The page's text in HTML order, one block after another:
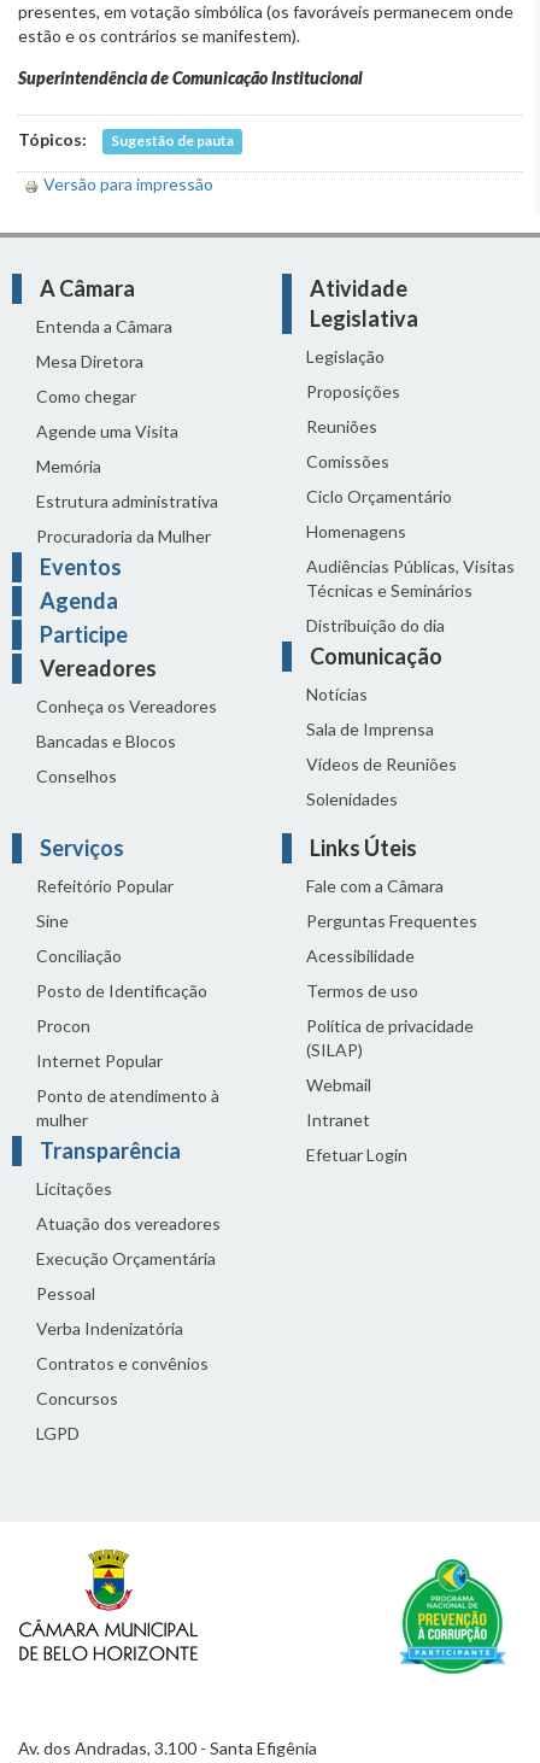
presentes, em votação simbólica (os favoráveis permanecem onde
estão e os contrários se manifestem).
Superintendência de Comunicação Institucional
Tópicos: Sugestão de pauta
Versão para impressão
A Câmara
Entenda a Câmara
Mesa Diretora
Como chegar
Agende uma Visita
Memória
Estrutura administrativa
Procuradoria da Mulher
Eventos
Agenda
Participe
Vereadores
Conheça os Vereadores
Bancadas e Blocos
Conselhos
Atividade
Legislativa
Legislação
Proposições
Reuniões
Comissões
Ciclo Orçamentário
Homenagens
Audiências Públicas, Visitas
Técnicas e Seminários
Distribuição do dia
Comunicação
Notícias
Sala de Imprensa
Vídeos de Reuniões
Solenidades
Serviços
Refeitório Popular
Sine
Conciliação
Posto de Identificação
Procon
Internet Popular
Ponto de atendimento à
mulher
Transparência
Licitações
Atuação dos vereadores
Execução Orçamentária
Pessoal
Verba Indenizatória
Contratos e convênios
Concursos
LGPD
Links Úteis
Fale com a Câmara
Perguntas Frequentes
Acessibilidade
Termos de uso
Política de privacidade
(SILAP)
Webmail
Intranet
Efetuar Login
Av. dos Andradas, 3.100 - Santa Efigênia